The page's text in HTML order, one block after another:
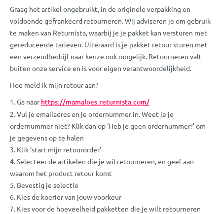
Graag het artikel ongebruikt, in de originele verpakking en
voldoende gefrankeerd retourneren. Wij adviseren je om gebruik
te maken van Returnista, waarbij je je pakket kan versturen met
gereduceerde tarieven. Uiteraard is je pakket retour sturen met
een verzendbedrijf naar keuze ook mogelijk. Retourneren valt
buiten onze service en is voor eigen verantwoordelijkheid.
Hoe meld ik mijn retour aan?
Ga naarhttps://mamaloes.returnista.com/
Vul je emailadres en je ordernummer in. Weet je je
ordernummer niet? Klik dan op ‘Heb je geen ordernummer?’ om
je gegevens op te halen
Klik ‘start mijn retourorder’
Selecteer de artikelen die je wil retourneren, en geef aan
waarom het product retour komt
Bevestig je selectie
Kies de koerier van jouw voorkeur
Kies voor de hoeveelheid pakketten die je wilt retourneren